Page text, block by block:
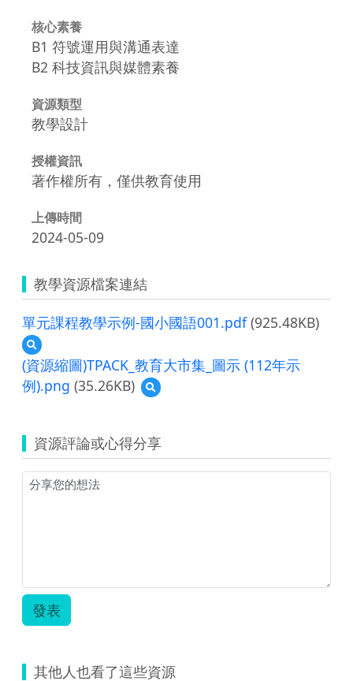
核心素養
B1 符號運用與溝通表達
B2 科技資訊與媒體素養
資源類型
教學設計
授權資訊
著作權所有，僅供教育使用
上傳時間
2024-05-09
教學資源檔案連結
單元課程教學示例-國小國語001.pdf(925.48KB)
預
覽
單
元
教
學
示
例-
國
(資源縮圖)TPACK_教育大市集_圖示 (112年示
例).png (35.26KB)
預
覽
縮
圖)TPACK_
教
資源評論或心得分享
發表
其他人也看了這些資源